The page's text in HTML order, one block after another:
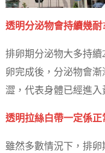
透明分泌物會持續幾耐
排卵期分泌物大多持續
卵完成後，分泌物會
澀，代表身體已經進入
透明拉絲白帶一定係正
雖然多數情況下，排